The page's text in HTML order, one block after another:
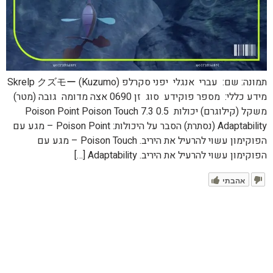
תמונה: שם: עברי אנגלי יפני סקרלפ Skrelp クズモー (Kuzumo)
מידע כללי: מספר פוקידע סוג זן 0690 אצה מדומה גובה (מטר)
משקל (קילוגרם) יכולות 0.5 7.3 Poison Point Poison Touch
Adaptability (נסתרת) הסבר על היכולות: Poison Point – מגע עם
הפוקימון עשוי להרעיל את היריב. Poison Touch – מגע עם
הפוקימון עשוי להרעיל את היריב. Adaptability […]
אהבתי